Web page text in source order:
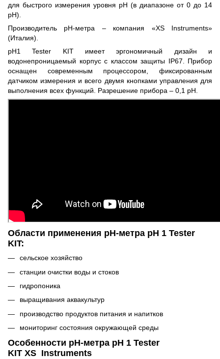
для быстрого измерения уровня pH (в диапазоне от 0 до 14
pH).
Производитель pH-метра – компания «XS Instruments»
(Италия).
pH1 Tester KIT имеет эргономичный дизайн и
водонепроницаемый корпус с классом защиты IP67. Прибор
оснащен современным процессором, фиксированным
датчиком измерения и всего двумя кнопками управления для
выполнения всех функций. Разрешение прибора – 0,1 pH.
Области применения pH-метра pH 1 Tester
KIT:
сельское хозяйство
станции очистки воды и стоков
гидропоника
выращивания аквакультур
производство продуктов питания и напитков
мониторинг состояния окружающей среды
Особенности pH-метра pH 1 Tester
KIT XS Instruments